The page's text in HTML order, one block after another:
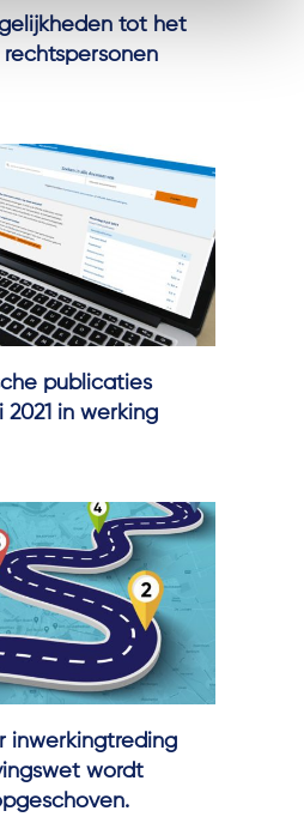
tot het
publicaties
in werking
inwerkingtreding
wordt